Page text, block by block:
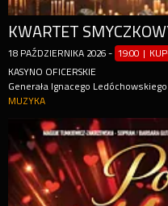
18 PAŹDZIERNIKA 2026 - 19:00 |
KASYNO OFICERSKIE
Generała Ignacego Ledóchowskiego
MUZYKA